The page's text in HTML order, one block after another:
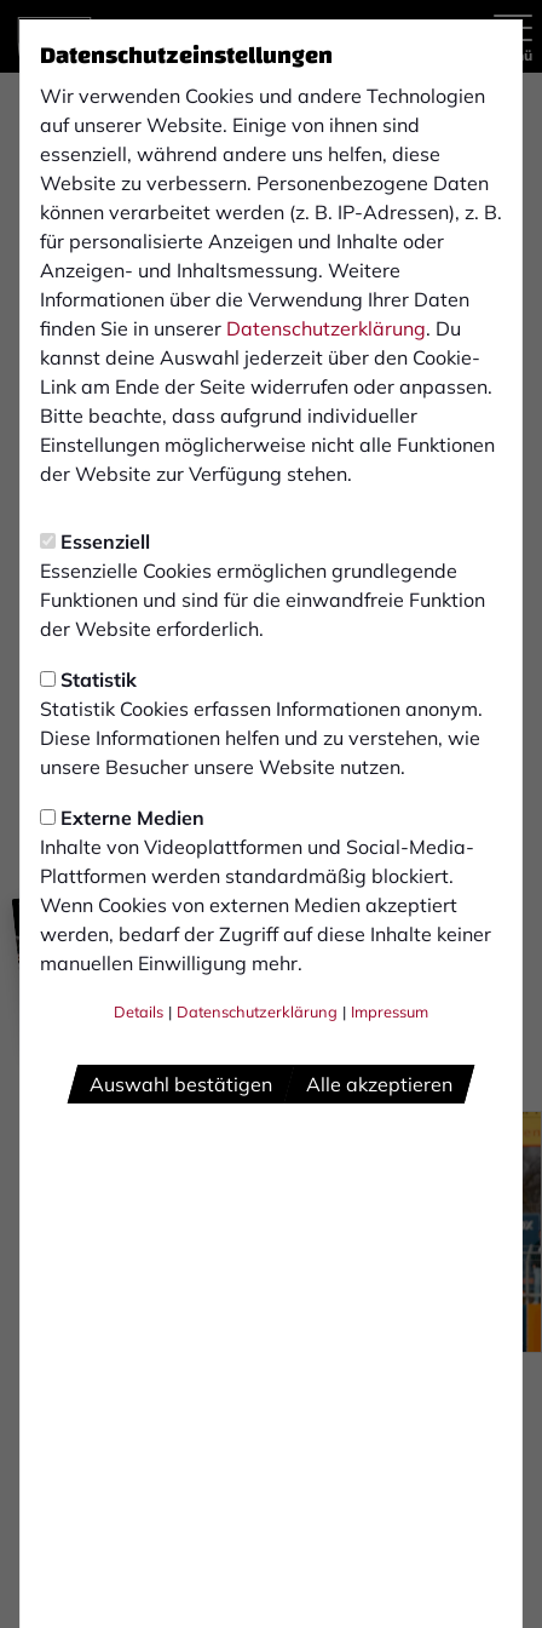
Datenschutzeinstellungen
Wir verwenden Cookies und andere Technologien
auf unserer Website. Einige von ihnen sind
essenziell, während andere uns helfen, diese
Website zu verbessern. Personenbezogene Daten
können verarbeitet werden (z. B. IP-Adressen), z. B.
für personalisierte Anzeigen und Inhalte oder
Anzeigen- und Inhaltsmessung. Weitere
Informationen über die Verwendung Ihrer Daten
finden Sie in unserer Datenschutzerklärung. Du
kannst deine Auswahl jederzeit über den Cookie-
Link am Ende der Seite widerrufen oder anpassen.
Bitte beachte, dass aufgrund individueller
Einstellungen möglicherweise nicht alle Funktionen
der Website zur Verfügung stehen.
Essenziell
Essenzielle Cookies ermöglichen grundlegende
Funktionen und sind für die einwandfreie Funktion
der Website erforderlich.
Statistik
Statistik Cookies erfassen Informationen anonym.
Diese Informationen helfen und zu verstehen, wie
unsere Besucher unsere Website nutzen.
Externe Medien
Inhalte von Videoplattformen und Social-Media-
Plattformen werden standardmäßig blockiert.
Wenn Cookies von externen Medien akzeptiert
werden, bedarf der Zugriff auf diese Inhalte keiner
manuellen Einwilligung mehr.
Details | Datenschutzerklärung | Impressum
Auswahl bestätigen Alle akzeptieren
Menü
Regionalliga West , 25. Spieltag
1. FC Bocholt
1. Mannschaft
2:3
(2:2) S.C. Fortuna Köln e.V.
1. Mannschaft
Übersicht Liveticker Aufstellung
Infos zum Spiel
Jonas Fischbach
Assistent 1:
Dr. Marcel Benkhoff
Assistent 2:
Stefan Tendyck
Zuschauer:
2261
Saison 25/26
SC Fortuna Köln
(Ausgabe 13)
Jetzt lesen
Fotostrecke